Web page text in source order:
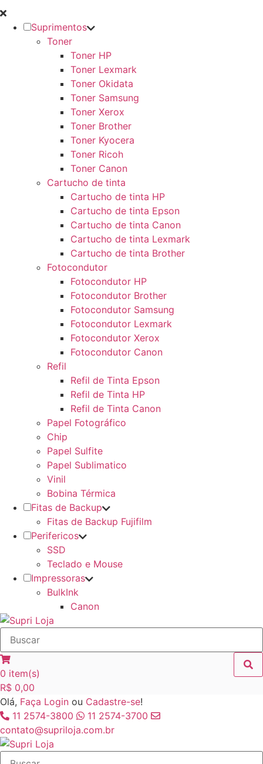
Suprimentos
Toner
Toner HP
Toner Lexmark
Toner Okidata
Toner Samsung
Toner Xerox
Toner Brother
Toner Kyocera
Toner Ricoh
Toner Canon
Cartucho de tinta
Cartucho de tinta HP
Cartucho de tinta Epson
Cartucho de tinta Canon
Cartucho de tinta Lexmark
Cartucho de tinta Brother
Fotocondutor
Fotocondutor HP
Fotocondutor Brother
Fotocondutor Samsung
Fotocondutor Lexmark
Fotocondutor Xerox
Fotocondutor Canon
Refil
Refil de Tinta Epson
Refil de Tinta HP
Refil de Tinta Canon
Papel Fotográfico
Chip
Papel Sulfite
Papel Sublimatico
Vinil
Bobina Térmica
Fitas de Backup
Fitas de Backup Fujifilm
Perifericos
SSD
Teclado e Mouse
Impressoras
BulkInk
Canon
0 item(s)
R$ 0,00
Olá, Faça Login ou Cadastre-se!
11 2574-3800
11 2574-3700
contato@supriloja.com.br